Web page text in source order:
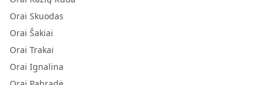
Orai Skuodas
Orai Šakiai
Orai Trakai
Orai Ignalina